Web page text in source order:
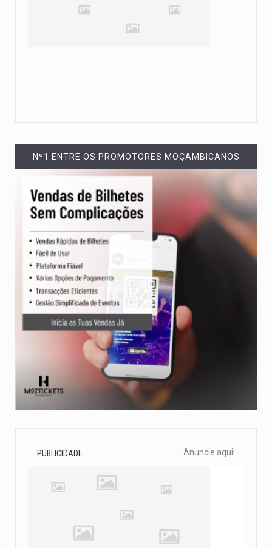
Nº1 ENTRE OS PROMOTORES MOÇAMBICANOS
PUBLICIDADE Anuncie aqui!